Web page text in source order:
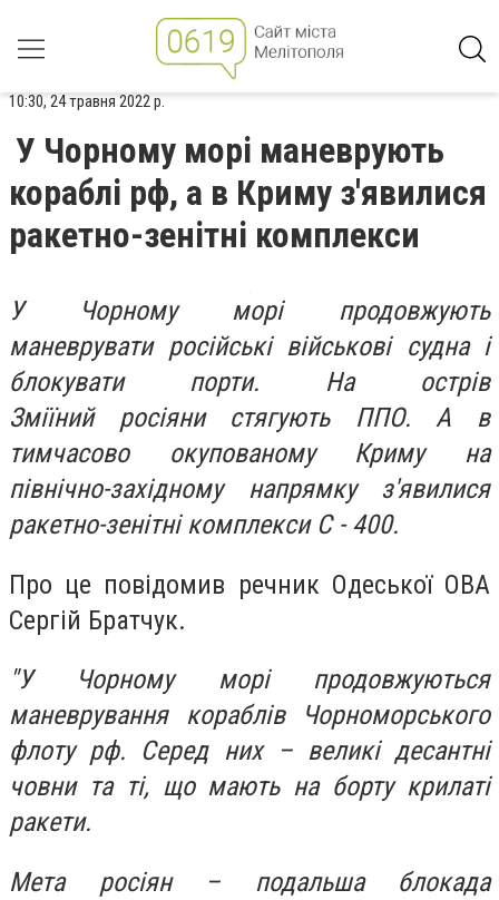
10:30, 24 травня 2022 р.
У Чорному морі маневрують
кораблі рф, а в Криму з'явилися
ракетно-зенітні комплекси
У Чорному морі продовжують
маневрувати російські військові судна і
блокувати порти. На острів
Зміїний росіяни стягують ППО. А в
тимчасово окупованому Криму на
північно-західному напрямку з'явилися
ракетно-зенітні комплекси С - 400.
Про це повідомив речник Одеської ОВА
Сергій Братчук.
"У Чорному морі продовжуються
маневрування кораблів Чорноморського
флоту рф. Серед них – великі десантні
човни та ті, що мають на борту крилаті
ракети.
Мета росіян – подальша блокада